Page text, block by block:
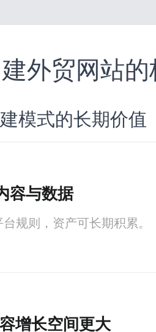
外贸网站
模式的长期价值
容与数据
规则，资产可长期积累。
增长空间更大